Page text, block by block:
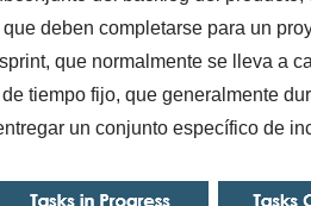
deben completarse para un
que normalmente se lleva a
tiempo fijo, que generalmente
un conjunto específico de